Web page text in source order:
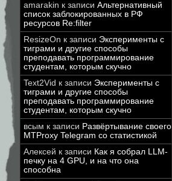
amarakin к записи Альтернативный
список заблокированных в РФ
ресурсов Re:filter
ResizeOn к записи Эксперименты с
тиграми и другие способы
преподавать программирование
студентам, которым скучно
Text2Vid к записи Эксперименты с
тиграми и другие способы
преподавать программирование
студентам, которым скучно
всым к записи Развёртывание своего
MTProxy Telegram со статистикой
Алексей к записи Как я собрал LLM-
печку на 4 GPU, и на что она
способна